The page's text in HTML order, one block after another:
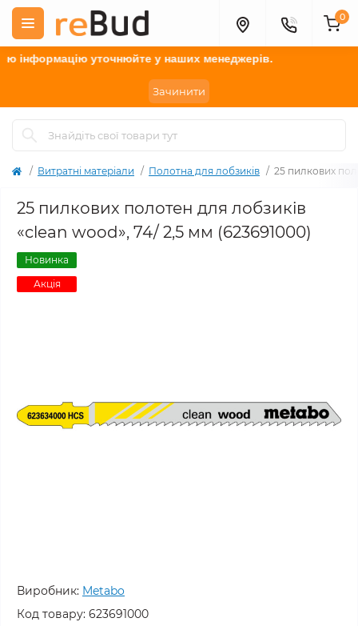
уточнюйтеу наших менеджерів.
Зачинити
0
Витратні матеріали Полотна для лобзиків 25 пилкових
25 пилкових полотен для лобзиків
«clean wood», 74/ 2,5 мм (623691000)
Новинка
Акція
Виробник: Metabo
Код товару: 623691000